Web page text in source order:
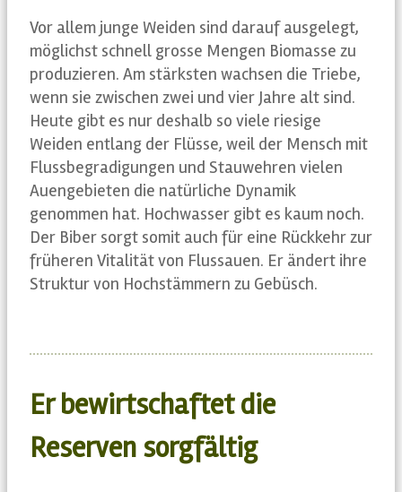
Vor allem junge Weiden sind darauf ausgelegt,
möglichst schnell grosse Mengen Biomasse zu
produzieren. Am stärksten wachsen die Triebe,
wenn sie zwischen zwei und vier Jahre alt sind.
Heute gibt es nur deshalb so viele riesige
Weiden entlang der Flüsse, weil der Mensch mit
Flussbegradigungen und Stauwehren vielen
Auengebieten die natürliche Dynamik
genommen hat. Hochwasser gibt es kaum noch.
Der Biber sorgt somit auch für eine Rückkehr zur
früheren Vitalität von Flussauen. Er ändert ihre
Struktur von Hochstämmern zu Gebüsch.
Er bewirtschaftet die
Reserven sorgfältig